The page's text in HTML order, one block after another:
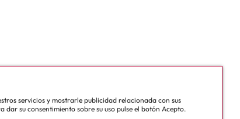
servicios y mostrarle publicidad relacionada con sus
su consentimiento sobre su uso pulse el botón Acepto.